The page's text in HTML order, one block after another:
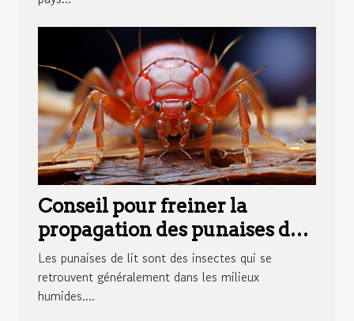
Conseil pour freiner la
propagation des punaises de
lit dans le monde
Les punaises de lit sont des insectes qui se
retrouvent généralement dans les milieux
humides....